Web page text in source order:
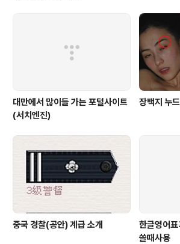
생각할지 좋은 자리가 마련되었습니다. 요즘 대세라고 할
수 있는 토크형식 콘서트. 가장 먼저 시작된 곳은 바로 대
대구 계명대학교에서 스마트 토크 콘서트가 열렸습니다.
마침 행사가 열렸던 15일 계명대에서는 축제기간이라 시
끌벅적한 캠퍼스.학생들의 들뜬..
대만에서 많이들 가는 포털사이트
(서치엔진)
장백지 누드
중국 경찰(공안) 계급 소개
한글영어
쓸때사용